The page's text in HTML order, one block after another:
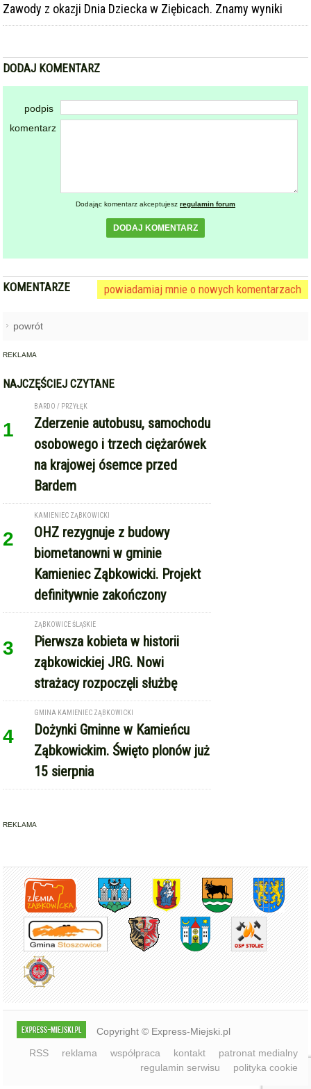
Zawody z okazji Dnia Dziecka w Ziębicach. Znamy wyniki
DODAJ KOMENTARZ
podpis
komentarz
Dodając komentarz akceptujesz regulamin forum
DODAJ KOMENTARZ
KOMENTARZE powiadamiaj mnie o nowych komentarzach
powrót
REKLAMA
NAJCZĘŚCIEJ CZYTANE
1
BARDO / PRZYŁĘK
Zderzenie autobusu, samochodu
osobowego i trzech ciężarówek
na krajowej ósemce przed
Bardem
2
KAMIENIEC ZĄBKOWICKI
OHZ rezygnuje z budowy
biometanowni w gminie
Kamieniec Ząbkowicki. Projekt
definitywnie zakończony
3
ZĄBKOWICE ŚLĄSKIE
Pierwsza kobieta w historii
ząbkowickiej JRG. Nowi
strażacy rozpoczęli służbę
4
GMINA KAMIENIEC ZĄBKOWICKI
Dożynki Gminne w Kamieńcu
Ząbkowickim. Święto plonów już
15 sierpnia
REKLAMA
Copyright © Express-Miejski.pl
RSS
reklama współpraca kontakt
patronat medialny
regulamin serwisu
polityka cookie